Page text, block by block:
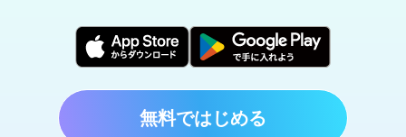
無料ではじめる